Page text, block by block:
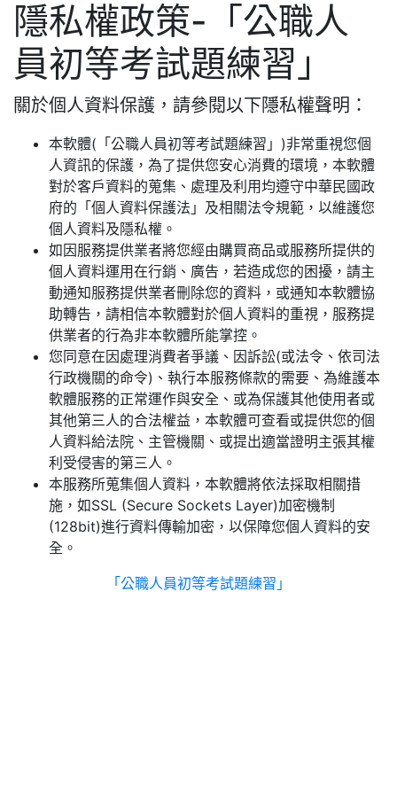
隱私權政策-「公職人
員初等考試題練習」
關於個人資料保護，請參閱以下隱私權聲明：
本軟體(「公職人員初等考試題練習」)非常重視您個
人資訊的保護，為了提供您安心消費的環境，本軟體
對於客戶資料的蒐集、處理及利用均遵守中華民國政
府的「個人資料保護法」及相關法令規範，以維護您
個人資料及隱私權。
如因服務提供業者將您經由購買商品或服務所提供的
個人資料運用在行銷、廣告，若造成您的困擾，請主
動通知服務提供業者刪除您的資料，或通知本軟體協
助轉告，請相信本軟體對於個人資料的重視，服務提
供業者的行為非本軟體所能掌控。
您同意在因處理消費者爭議、因訴訟(或法令、依司法
行政機關的命令)、執行本服務條款的需要、為維護本
軟體服務的正常運作與安全、或為保護其他使用者或
其他第三人的合法權益，本軟體可查看或提供您的個
人資料給法院、主管機關、或提出適當證明主張其權
利受侵害的第三人。
本服務所蒐集個人資料，本軟體將依法採取相關措
施，如SSL (Secure Sockets Layer)加密機制
(128bit)進行資料傳輸加密，以保障您個人資料的安
全。
「公職人員初等考試題練習」